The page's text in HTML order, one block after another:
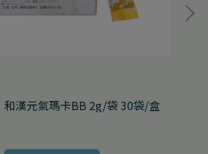
和漢元氣瑪卡BB 2g/袋 30袋/盒